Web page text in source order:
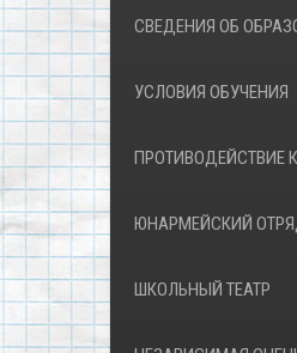
СВЕДЕНИЯ ОБ
УСЛОВИЯ ОБУЧЕНИЯ
ПРОТИВОДЕЙСТВИЕ
ЮНАРМЕЙСКИЙ
ШКОЛЬНЫЙ ТЕАТР